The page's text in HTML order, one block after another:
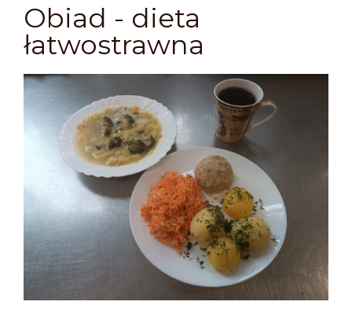
Obiad - dieta
łatwostrawna